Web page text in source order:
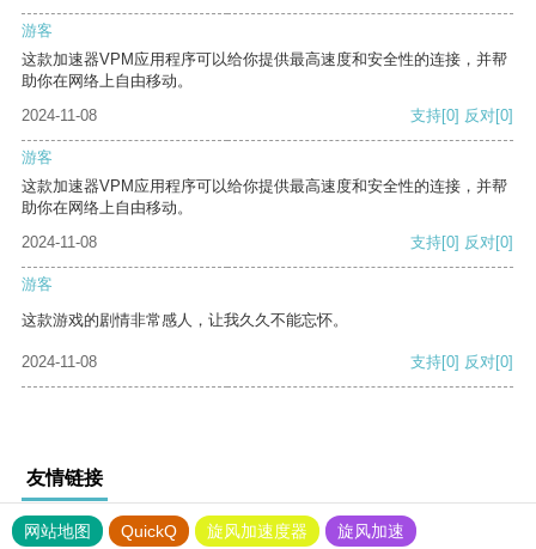
游客
这款加速器VPM应用程序可以给你提供最高速度和安全性的连接，并帮
助你在网络上自由移动。
2024-11-08
支持[0] 反对[0]
游客
这款加速器VPM应用程序可以给你提供最高速度和安全性的连接，并帮
助你在网络上自由移动。
2024-11-08
支持[0] 反对[0]
游客
这款游戏的剧情非常感人，让我久久不能忘怀。
2024-11-08 支持[0] 反对[0]
友情链接
网站地图 QuickQ 旋风加速度器
旋风加速